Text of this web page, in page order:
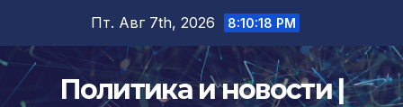
содержимому
Пт. Авг 7th, 2026 8:10:19 PM
Политика и новости |